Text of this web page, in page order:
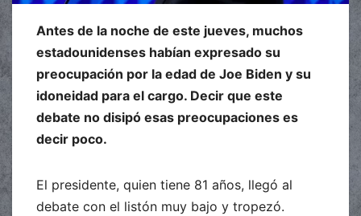
Antes de la noche de este jueves, muchos
estadounidenses habían expresado su
preocupación por la edad de Joe Biden y su
idoneidad para el cargo. Decir que este
debate no disipó esas preocupaciones es
decir poco.
El presidente, quien tiene 81 años, llegó al
debate con el listón muy bajo y tropezó.